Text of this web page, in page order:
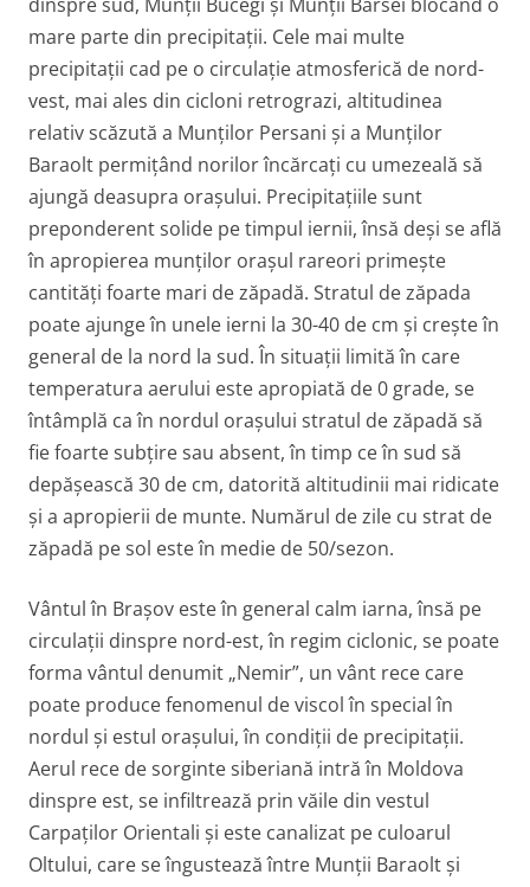
mare parte din precipitații. Cele mai multe
precipitații cad pe o circulație atmosferică de nord-
vest, mai ales din cicloni retrograzi, altitudinea
relativ scăzută a Munților Persani și a Munților
Baraolt permițând norilor încărcați cu umezeală să
ajungă deasupra orașului. Precipitațiile sunt
preponderent solide pe timpul iernii, însă deși se află
în apropierea munților orașul rareori primește
cantități foarte mari de zăpadă. Stratul de zăpada
poate ajunge în unele ierni la 30-40 de cm și crește în
general de la nord la sud. În situații limită în care
temperatura aerului este apropiată de 0 grade, se
întâmplă ca în nordul orașului stratul de zăpadă să
fie foarte subțire sau absent, în timp ce în sud să
depășească 30 de cm, datorită altitudinii mai ridicate
și a apropierii de munte. Numărul de zile cu strat de
zăpadă pe sol este în medie de 50/sezon.
Vântul în Brașov este în general calm iarna, însă pe
circulații dinspre nord-est, în regim ciclonic, se poate
forma vântul denumit „Nemir”, un vânt rece care
poate produce fenomenul de viscol în special în
nordul și estul orașului, în condiții de precipitații.
Aerul rece de sorginte siberiană intră în Moldova
dinspre est, se infiltrează prin văile din vestul
Carpaților Orientali și este canalizat pe culoarul
Oltului, care se îngustează între Munții Baraolt și